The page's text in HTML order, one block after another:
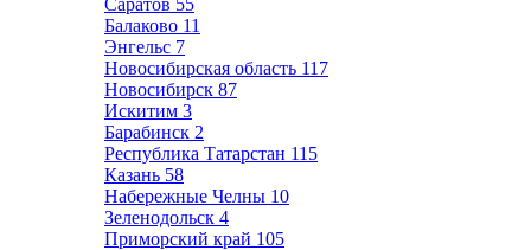
Саратов 55
Балаково 11
Энгельс 7
Новосибирская область 117
Новосибирск 87
Искитим 3
Барабинск 2
Республика Татарстан 115
Казань 58
Набережные Челны 10
Зеленодольск 4
Приморский край 105